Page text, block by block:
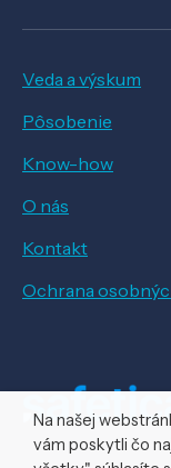
Veda a výskum
Pôsobenie
Know-how
O nás
Kontakt
Ochrana
Na našej
vám poskytli čo